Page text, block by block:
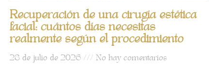
Recuperación de una cirugía estética
facial: cuántos días necesitas
realmente según el procedimiento
28 de julio de 2026 No hay comentarios